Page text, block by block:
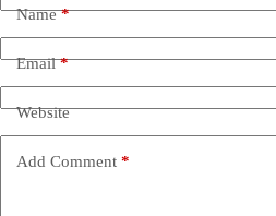
Name*
Email*
Website
Add Comment *